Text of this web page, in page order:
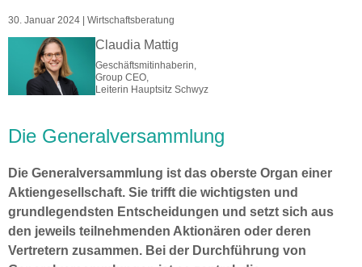
30. Januar 2024 | Wirtschaftsberatung
Claudia Mattig
Geschäftsmitinhaberin,
Group CEO,
Leiterin Hauptsitz Schwyz
Die Generalversammlung
Die Generalversammlung ist das oberste Organ einer
Aktiengesellschaft. Sie trifft die wichtigsten und
grundlegendsten Entscheidungen und setzt sich aus
den jeweils teilnehmenden Aktionären oder deren
Vertretern zusammen. Bei der Durchführung von